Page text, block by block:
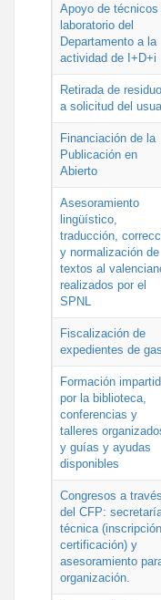
Apoyo de técnicos
laboratorio del
Departamento a la
actividad de I+D+i
Retirada de
a solicitud del
Financiación de la
Publicación en
Abierto
Asesoramiento
lingüístico,
traducción,
y normalización de
textos al
realizados por el
SPNL
Fiscalización de
expedientes de
Formación
por la biblioteca,
conferencias y
talleres
y guías y ayudas
disponibles
Congresos a través
del CFP:
técnica (inscripción,
certificación) y
asesoramiento
organización.